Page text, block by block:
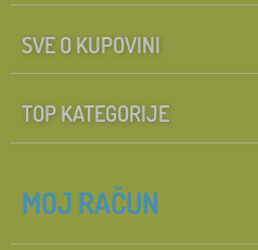
SVE O KUPOVINI
TOP KATEGORIJE
MOJ RAČUN